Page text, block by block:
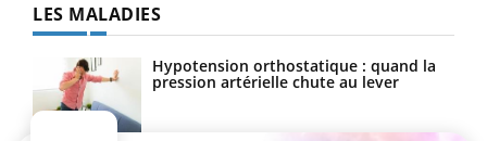
LES MALADIES
Hypotension orthostatique : quand la
pression artérielle chute au lever